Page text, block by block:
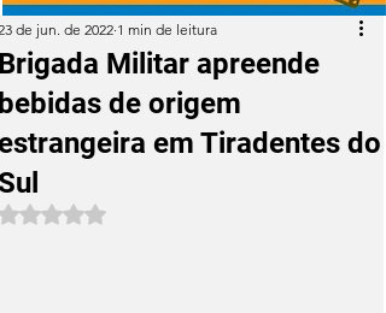
Militar apreende
de origem
em Tiradentes do
de jun. de 2022 1 min de leitura
Avaliado com NaN de 5 estrelas.